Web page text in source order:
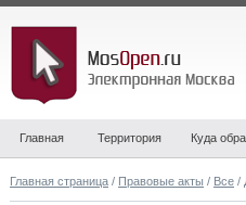
Главная Территория Куда
Главная страница / Правовые акты / Все /